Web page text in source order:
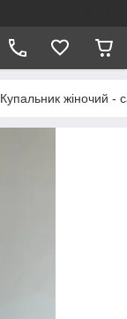
Купальник жіночий -